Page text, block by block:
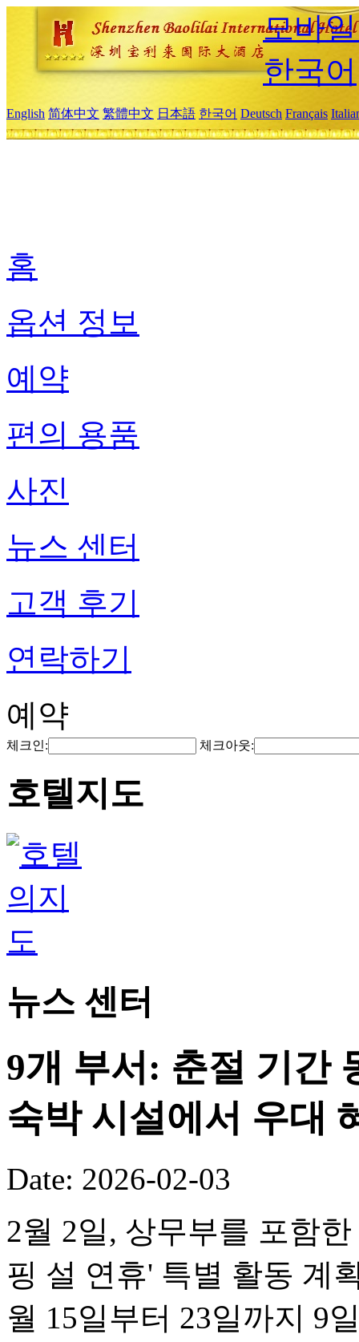
모바
한국어
English 简体中文 繁體中文 日本語 한국어 Deutsch Français
홈
옵션 정보
예약
편의 용품
사진
뉴스 센터
고객 후기
연락하기
예약
체크인: 체크아웃:
호텔지도
뉴스 센터
9개 부서: 춘절 기간
숙박 시설에서 우대
Date: 2026-02-03
2월 2일, 상무부를 포함
핑 설 연휴' 특별 활동 계
월 15일부터 23일까지 9